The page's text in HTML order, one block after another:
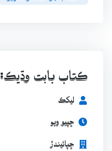
ڪتاب بابت وڌيڪ:
ليکڪ
ڇپيو ويو
ڇپائيندڙ